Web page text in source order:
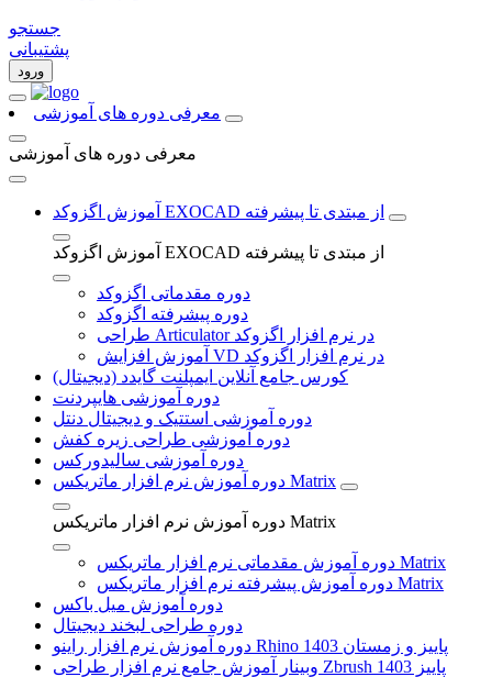
جستجو
پشتیبانی
ورود
معرفی دوره های آموزشی
معرفی دوره های آموزشی
آموزش اگزوکد EXOCAD از مبتدی تا پیشرفته
آموزش اگزوکد EXOCAD از مبتدی تا پیشرفته
دوره مقدماتی اگزوکد
دوره پیشرفته اگزوکد
طراحی Articulator در نرم افزار اگزوکد
آموزش افزایش VD در نرم افزار اگزوکد
کورس جامع آنلاین ایمپلنت گایدد (دیجیتال)
دوره آموزشی هایپردنت
دوره آموزشی استتیک و دیجیتال دنتل
دوره آموزشی طراحی زیره کفش
دوره آموزشی سالیدورکس
دوره آموزش نرم افزار ماتریکس Matrix
دوره آموزش نرم افزار ماتریکس Matrix
دوره آموزش مقدماتی نرم افزار ماتریکس Matrix
دوره آموزش پیشرفته نرم افزار ماتریکس Matrix
دوره آموزش میل باکس
دوره طراحی لبخند دیجیتال
دوره آموزش نرم افزار راینو Rhino پاییز و زمستان 1403
وبینار آموزش جامع نرم افزار طراحی Zbrush پاییز 1403